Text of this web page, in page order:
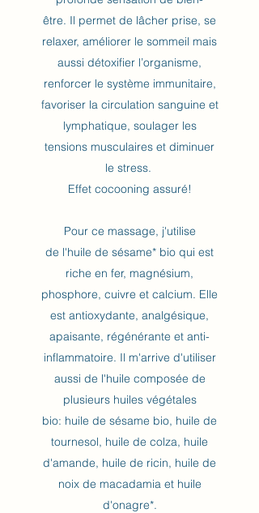
être. Il permet de lâcher prise, se
relaxer, améliorer le sommeil mais
aussi détoxifier l’organisme,
renforcer le système immunitaire,
favoriser la circulation sanguine et
lymphatique, soulager les
tensions musculaires et diminuer
le stress.
Effet cocooning assuré!
Pour ce massage, j'utilise
de l'huile de sésame* bio qui est
riche en fer, magnésium,
phosphore, cuivre et calcium. Elle
est antioxydante, analgésique,
apaisante, régénérante et anti-
inflammatoire. Il m'arrive d'utiliser
aussi de l'huile composée de
plusieurs huiles végétales
bio: huile de sésame bio, huile de
tournesol, huile de colza, huile
d'amande, huile de ricin, huile de
noix de macadamia et huile
d'onagre*.